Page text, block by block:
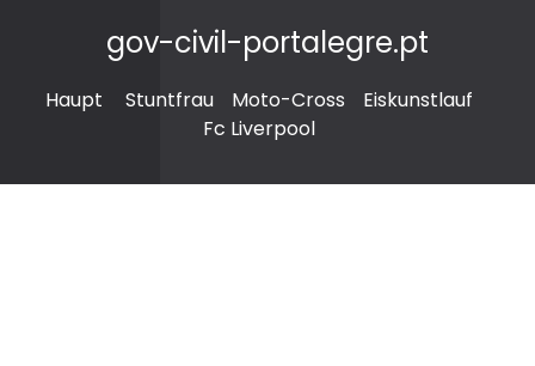
gov-civil-portalegre.pt
Haupt Stuntfrau Moto-Cross
Eiskunstlauf
Fc Liverpool